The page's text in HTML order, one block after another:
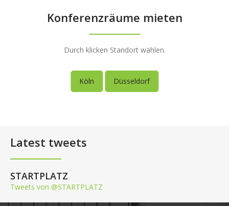
Konferenzräume mieten
Durch klicken Standort wählen.
Köln Düsseldorf
Latest tweets
STARTPLATZ
Tweets von @STARTPLATZ